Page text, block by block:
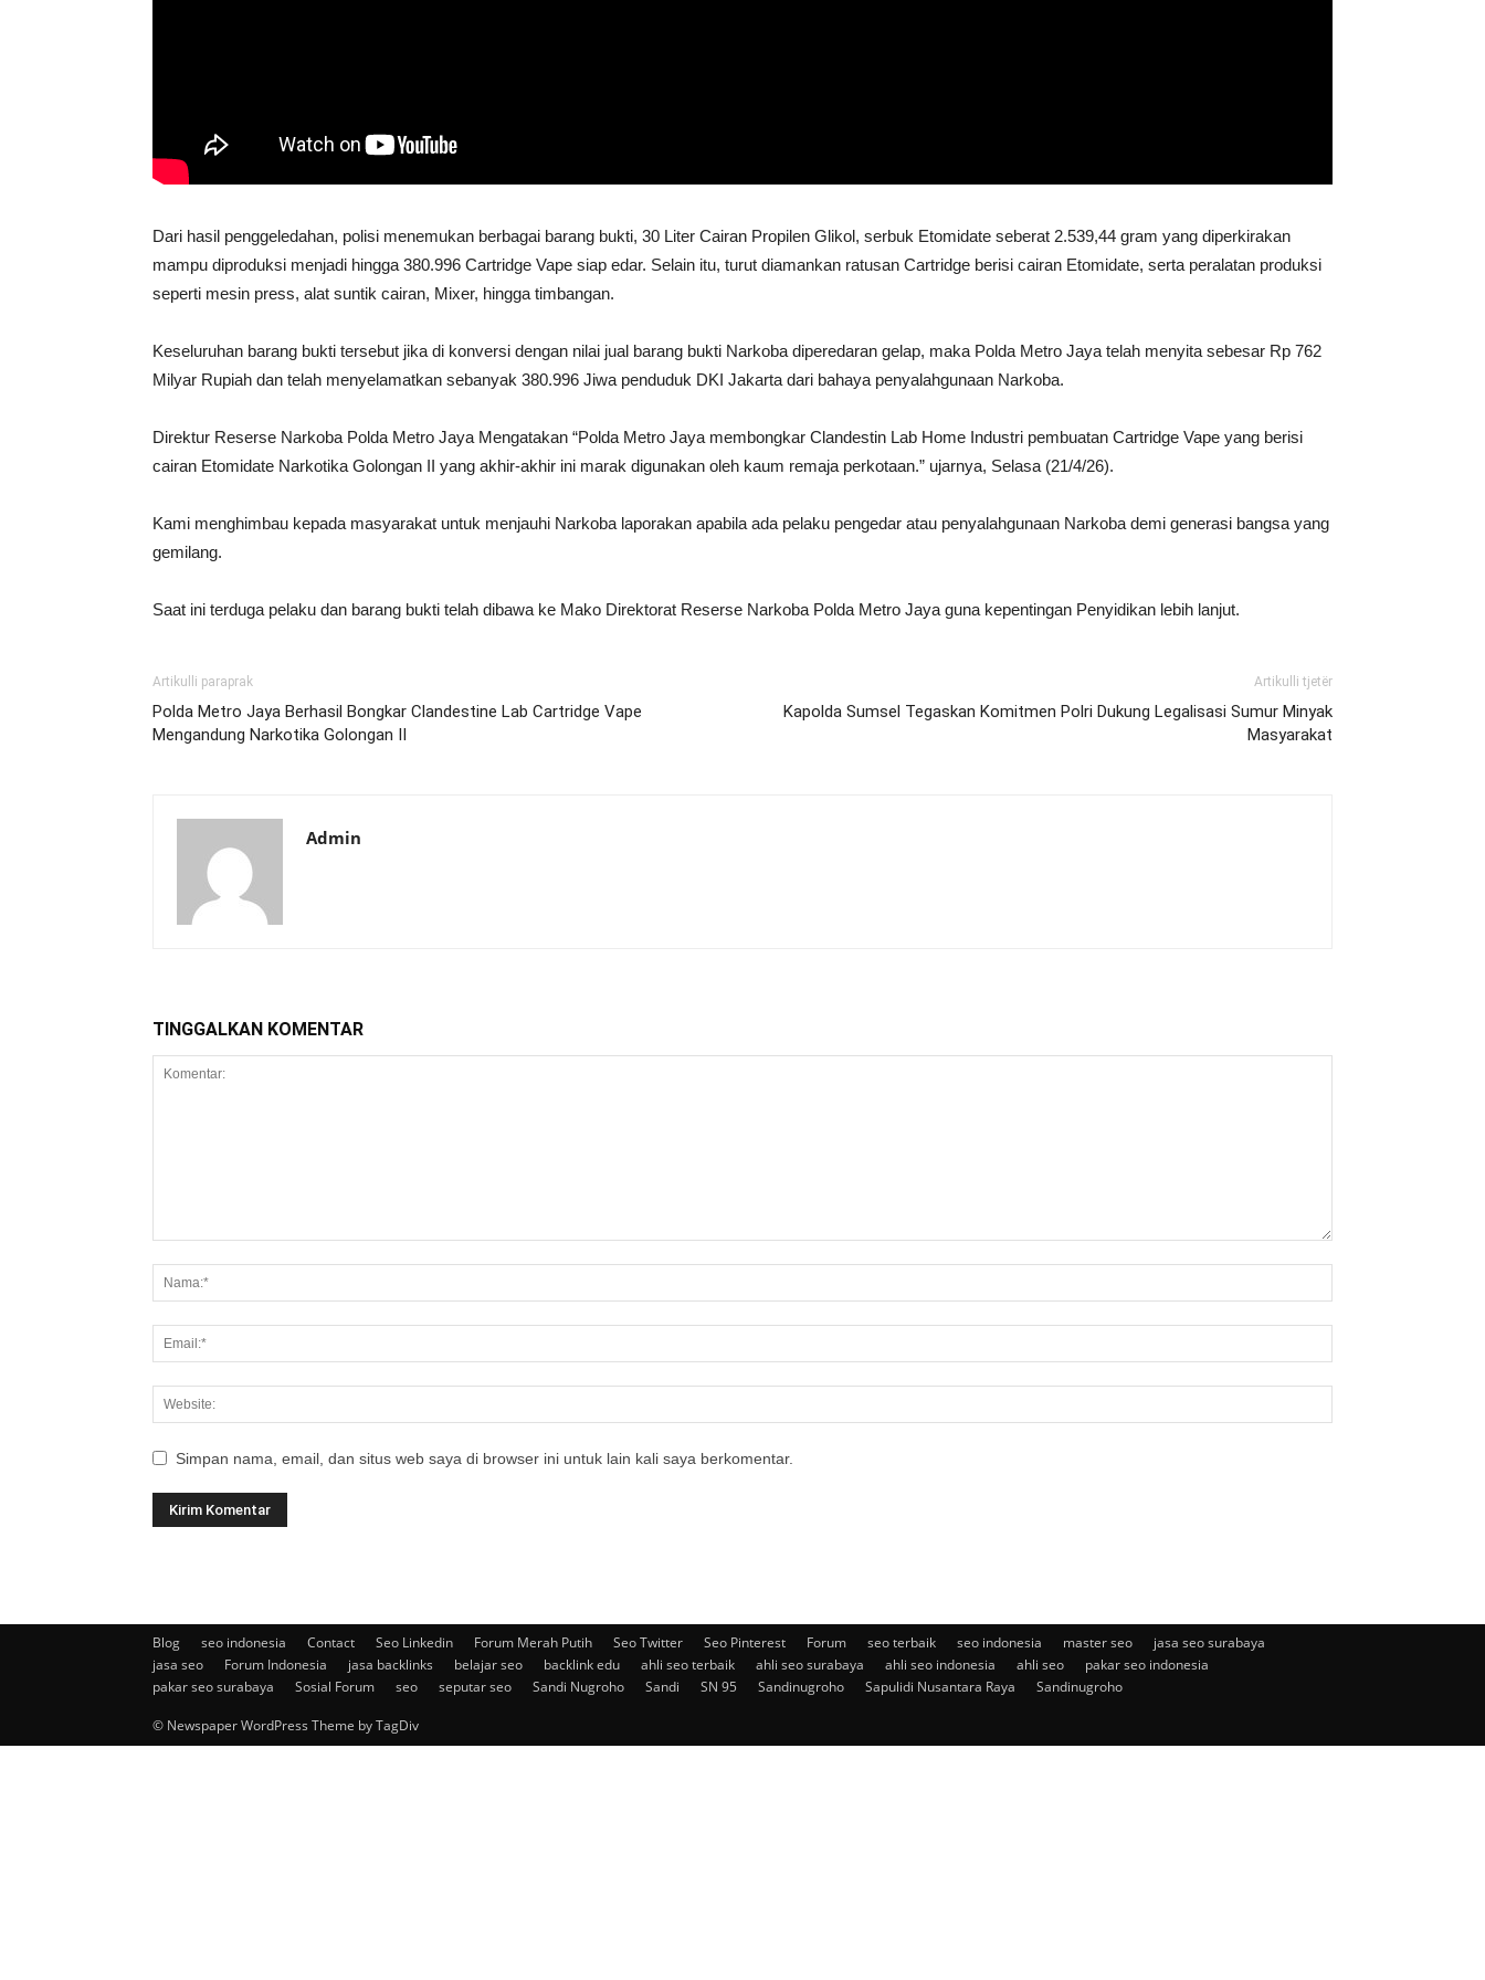
Dari hasil penggeledahan, polisi menemukan berbagai barang bukti, 30 Liter Cairan Propilen Glikol, serbuk Etomidate seberat 2.539,44 gram yang diperkirakan
mampu diproduksi menjadi hingga 380.996 Cartridge Vape siap edar. Selain itu, turut diamankan ratusan Cartridge berisi cairan Etomidate, serta peralatan produksi
seperti mesin press, alat suntik cairan, Mixer, hingga timbangan.
Keseluruhan barang bukti tersebut jika di konversi dengan nilai jual barang bukti Narkoba diperedaran gelap, maka Polda Metro Jaya telah menyita sebesar Rp 762
Milyar Rupiah dan telah menyelamatkan sebanyak 380.996 Jiwa penduduk DKI Jakarta dari bahaya penyalahgunaan Narkoba.
Direktur Reserse Narkoba Polda Metro Jaya Mengatakan “Polda Metro Jaya membongkar Clandestin Lab Home Industri pembuatan Cartridge Vape yang berisi
cairan Etomidate Narkotika Golongan II yang akhir-akhir ini marak digunakan oleh kaum remaja perkotaan.” ujarnya, Selasa (21/4/26).
Kami menghimbau kepada masyarakat untuk menjauhi Narkoba laporakan apabila ada pelaku pengedar atau penyalahgunaan Narkoba demi generasi bangsa yang
gemilang.
Saat ini terduga pelaku dan barang bukti telah dibawa ke Mako Direktorat Reserse Narkoba Polda Metro Jaya guna kepentingan Penyidikan lebih lanjut.
Artikulli paraprak
Polda Metro Jaya Berhasil Bongkar Clandestine Lab Cartridge Vape
Mengandung Narkotika Golongan II
Artikulli tjetër
Kapolda Sumsel Tegaskan Komitmen Polri Dukung Legalisasi Sumur Minyak
Masyarakat
Admin
TINGGALKAN KOMENTAR
Simpan nama, email, dan situs web saya di browser ini untuk lain kali saya berkomentar.
Blog seo indonesia Contact Seo Linkedin Forum Merah Putih Seo Twitter Seo Pinterest Forum seo terbaik seo indonesia master seo
jasa seo surabaya
jasa seo
Forum Indonesia jasa backlinks belajar seo backlink edu ahli seo terbaik ahli seo surabaya ahli seo indonesia ahli seo
pakar seo indonesia
pakar seo surabaya
Sosial Forum seo seputar seo Sandi Nugroho Sandi SN 95 Sandinugroho Sapulidi Nusantara Raya Sandinugroho
© Newspaper WordPress Theme by TagDiv